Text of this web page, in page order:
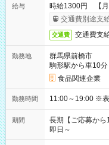
給与
時給1300円 【月
交通費別途支
交通費 交通費支
勤務地
群馬県前橋市
駒形駅から車10分
食品関連企業
勤務時間
期間
長期【ご応募から
即日～